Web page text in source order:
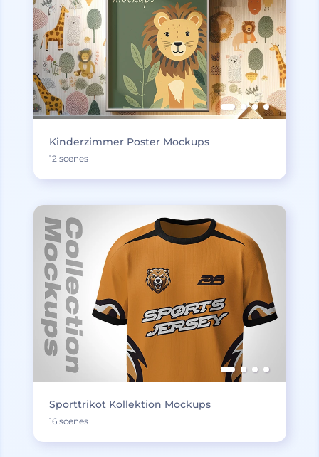
Kinderzimmer Poster Mockups
12 scenes
Sporttrikot Kollektion Mockups
16 scenes